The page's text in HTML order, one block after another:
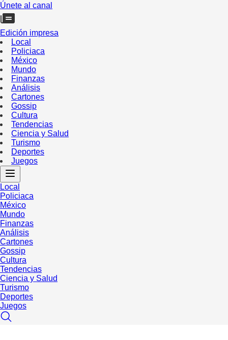
Únete al canal
Edición impresa
Local
Policiaca
México
Mundo
Finanzas
Análisis
Cartones
Gossip
Cultura
Tendencias
Ciencia y Salud
Turismo
Deportes
Juegos
Local
Policiaca
México
Mundo
Finanzas
Análisis
Cartones
Gossip
Cultura
Tendencias
Ciencia y Salud
Turismo
Deportes
Juegos